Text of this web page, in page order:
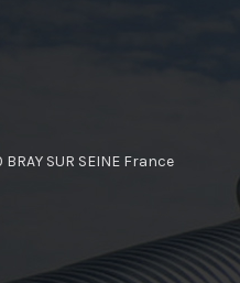
SUR SEINE France